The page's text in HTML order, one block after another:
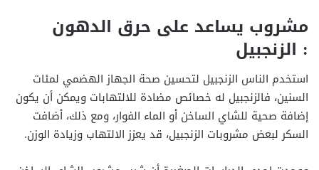
مشروب يساعد على حرق الدهون
: الزنجبيل
استخدم الناس الزنجبيل لتحسين صحة الجهاز الهضمي لمئات
السنين، فالزنجبيل له خصائص مضادة للالتهابات ويمكن أن يكون
إضافة صحية للشاي الساخن أو الماء الفوار، ومع ذلك، أضافت
السكر لبعض مشروبات الزنجبيل، قد يعزز الالتهاب وزيادة الوزن.